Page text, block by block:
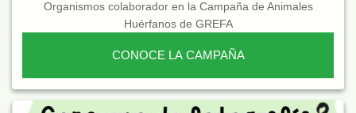
Organismos colaborador en la Campaña de Animales
Huérfanos de GREFA
CONOCE LA CAMPAÑA